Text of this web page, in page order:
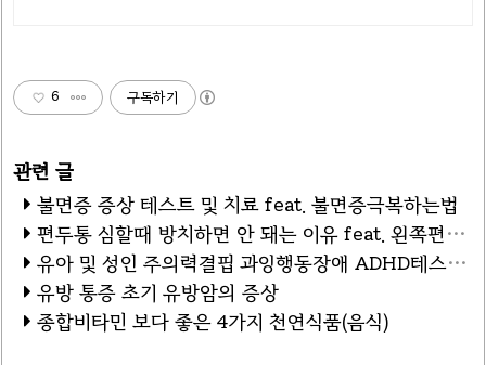
6 구독하기
불면증 증상 테스트 및 치료 feat. 불면증극복하는법
편두통 심할때 방치하면 안 돼는 이유 feat. 왼쪽편두통 오른쪽편두통 원인 및 예방 증상 테스트
유아 및 성인 주의력결핍 과잉행동장애 ADHD테스트 검사
유방 통증 초기 유방암의 증상
종합비타민 보다 좋은 4가지 천연식품(음식)